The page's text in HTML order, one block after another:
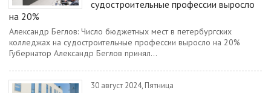
судостроительные профессии выросло
на 20%
Александр Беглов: Число бюджетных мест в петербургских
колледжах на судостроительные профессии выросло на 20%
Губернатор Александр Беглов принял...
30 август 2024, Пятница